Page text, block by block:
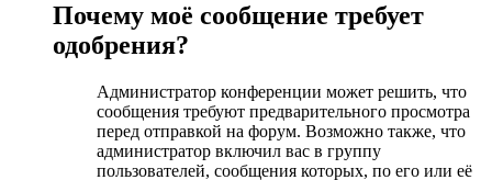
Почему моё сообщение требует
одобрения?
Администратор конференции может решить, что
сообщения требуют предварительного просмотра
перед отправкой на форум. Возможно также, что
администратор включил вас в группу
пользователей, сообщения которых, по его или её